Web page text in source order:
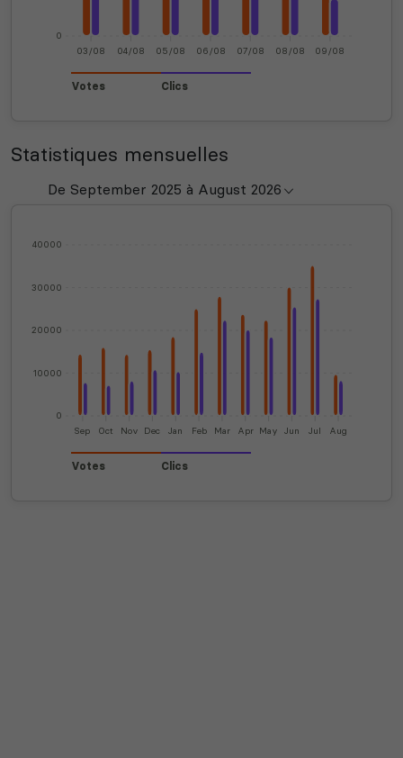
0
03/08 04/08 05/08 06/08 07/08 08/08 09/08
Votes Clics
Statistiques mensuelles
0
10000
20000
30000
40000
Sep Oct Nov Dec Jan Feb Mar Apr May Jun Jul Aug
Votes Clics